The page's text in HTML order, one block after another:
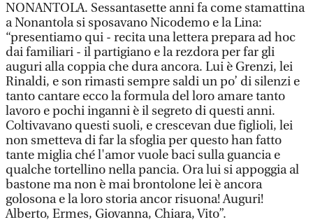
NONANTOLA. Sessantasette anni fa come stamattina
a Nonantola si sposavano Nicodemo e la Lina:
“presentiamo qui - recita una lettera prepara ad hoc
dai familiari - il partigiano e la rezdora per far gli
auguri alla coppia che dura ancora. Lui è Grenzi, lei
Rinaldi, e son rimasti sempre saldi un po’ di silenzi e
tanto cantare ecco la formula del loro amare tanto
lavoro e pochi inganni è il segreto di questi anni.
Coltivavano questi suoli, e crescevan due figlioli, lei
non smetteva di far la sfoglia per questo han fatto
tante miglia ché l'amor vuole baci sulla guancia e
qualche tortellino nella pancia. Ora lui si appoggia al
bastone ma non è mai brontolone lei è ancora
golosona e la loro storia ancor risuona! Auguri!
Alberto, Ermes, Giovanna, Chiara, Vito”.